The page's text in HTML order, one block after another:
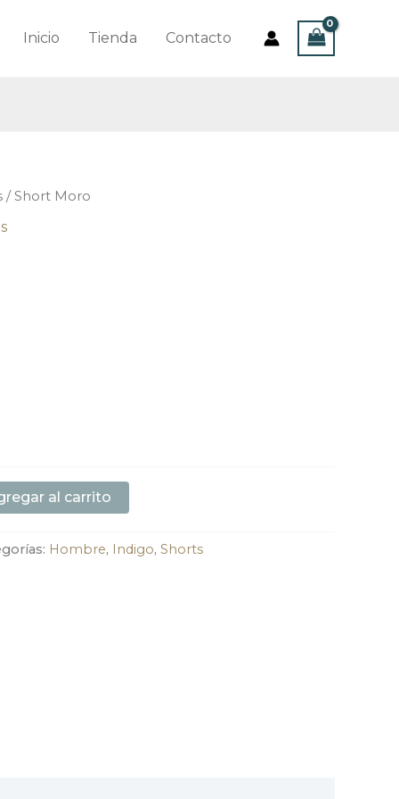
Inicio Tienda Contacto
/ Short Moro
al carrito
Hombre, Indigo, Shorts